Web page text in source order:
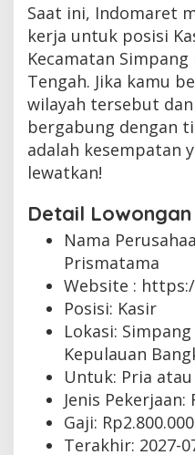
Saat ini, Indomaret
kerja untuk posisi
Kecamatan Simpang
Tengah. Jika kamu
wilayah tersebut
bergabung dengan
adalah kesempatan
lewatkan!
Detail
Nama
Prismatama
Website :
Posisi: Kasir
Lokasi:
Kepulauan
Untuk: Pria
Jenis Pekerjaan:
Gaji: Rp2.800.000
Terakhir: 2027-